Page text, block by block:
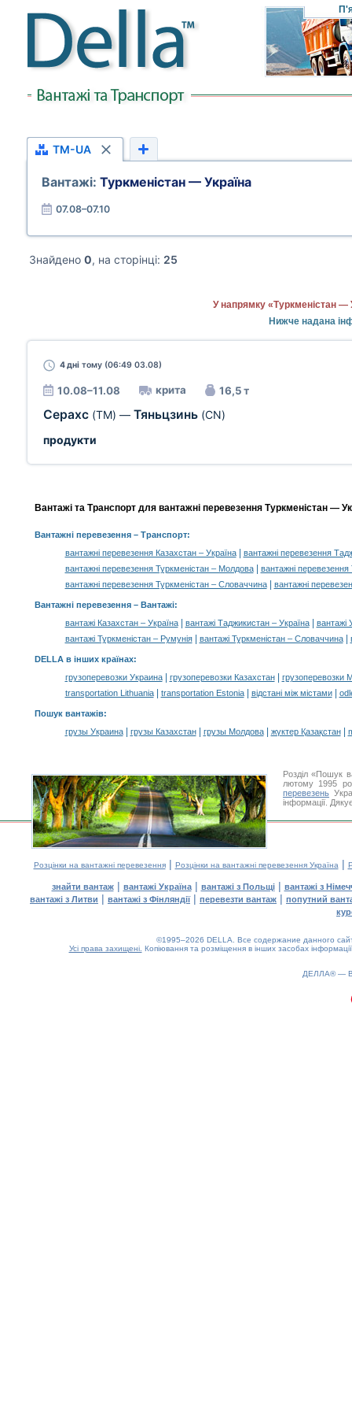
TM-UA
Вантажі: Туркменістан — Україна
07.08–07.10
Знайдено 0, на сторінці: 25
У напрямку «Туркменістан —
Нижче надана
4 дні тому (06:49 03.08)
10.08–11.08 крита 16,5 т
Серахс (TM) — Тяньцзинь (CN)
продукти
Вантажі та Транспорт для вантажні перевезення Туркменістан —
Вантажні перевезення– Транспорт:
вантажні перевезення Казахстан – Україна|
вантажні перевезення
вантажні перевезення Туркменістан – Молдова|
вантажні
вантажні перевезення Туркменістан – Словаччина| вантажні
Вантажні перевезення – Вантажі:
вантажі Казахстан – Україна| вантажі Таджикистан – Україна|
вантажі
вантажі Туркменістан – Румунія| вантажі Туркменістан – Словаччина|
DELLA в інших країнах:
грузоперевозки Украина| грузоперевозки Казахстан|
грузоперевозки
transportation Lithuania| transportation Estonia| відстані між містами|
Пошук вантажів:
грузы Украина| грузы Казахстан| грузы Молдова| жүктер Қазақстан|
Розділ «Пошук
лютому 1995
перевезень
інформації.
Розцінки на вантажні перевезення| Розцінки на вантажні перевезення Україна |
знайти вантаж| вантажі Україна| вантажі з Польщі| вантажі з
вантажі з Литви | вантажі з Фінляндії| перевезти вантаж | попутний
©1995–2026 DELLA. Все содержание данного
Усі права захищені. Копіювання та розміщення в інших засобах
ДЕЛЛА® —